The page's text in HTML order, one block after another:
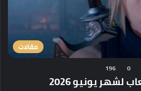
مقالات
0
196
لشهر يونيو 2026